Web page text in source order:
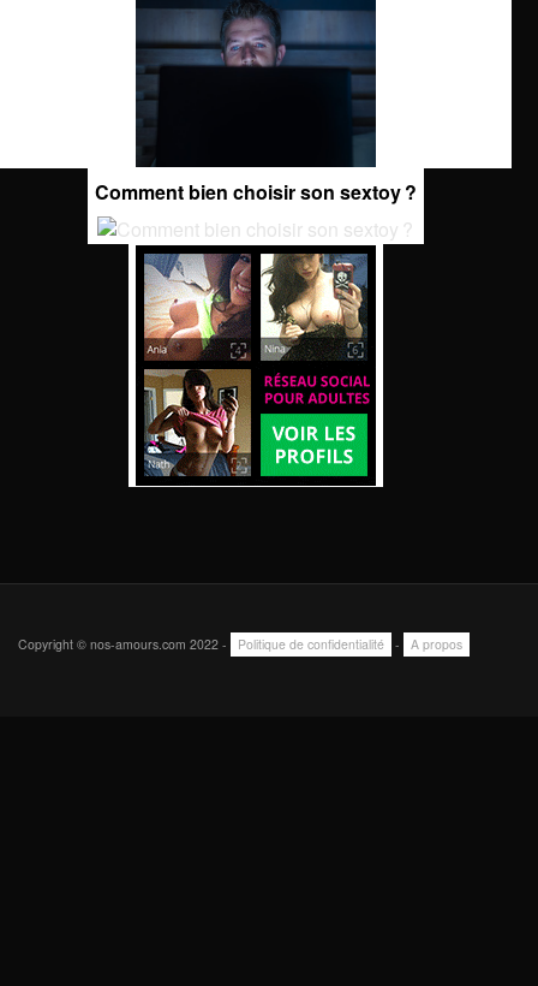
Comment bien choisir son sextoy ?
Copyright © nos-amours.com 2022 - Politique de confidentialité - A propos